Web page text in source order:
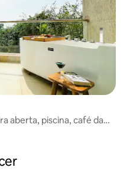
aberta, piscina, café da